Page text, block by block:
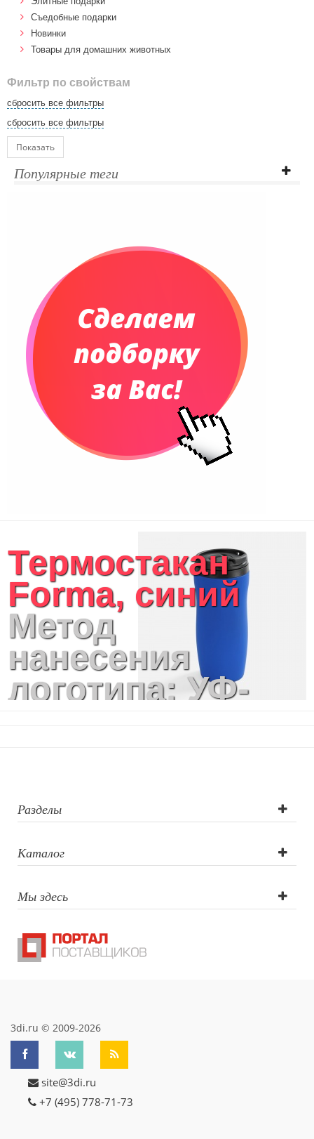
Cъедобные подарки
Новинки
Товары для домашних животных
Фильтр по свойствам
сбросить все фильтры
сбросить все фильтры
Показать
Популярные теги
Термостакан
Forma, синий
Метод
нанесения
логотипа: УФ-
Лазерная
гравировка,
Тампопечать
Разделы
Каталог
Мы здесь
3di.ru © 2009-2026
site@3di.ru
+7 (495) 778-71-73